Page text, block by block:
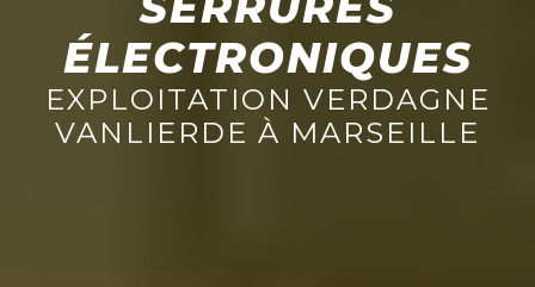
ÉLECTRONIQUES
EXPLOITATION VERDAGNE
VANLIERDE À MARSEILLE